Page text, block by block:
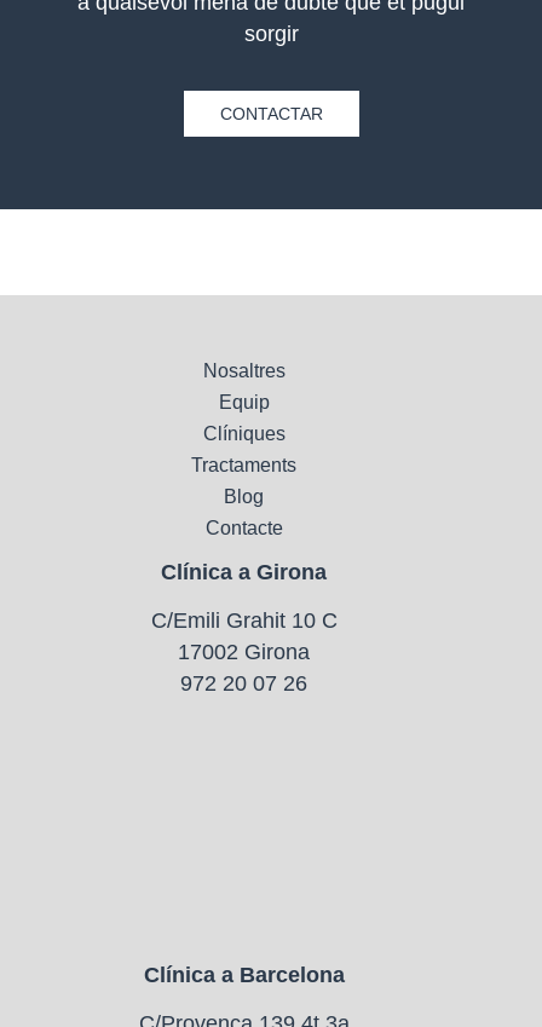
sorgir
CONTACTAR
Nosaltres
Equip
Clíniques
Tractaments
Blog
Contacte
Clínica a Girona
C/Emili Grahit 10 C
17002 Girona
972 20 07 26
Clínica a Barcelona